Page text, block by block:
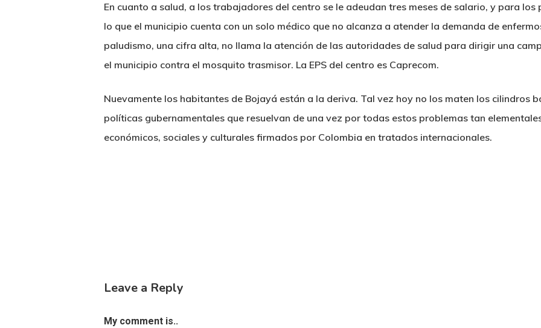
En cuanto a salud, a los trabajadores del centro se le adeudan tres meses de salario, y para
lo que el municipio cuenta con un solo médico que no alcanza a atender la demanda de
paludismo, una cifra alta, no llama la atención de las autoridades de salud para dirigir una
el municipio contra el mosquito trasmisor. La EPS del centro es Caprecom.
Nuevamente los habitantes de Bojayá están a la deriva. Tal vez hoy no los maten los cilindros
políticas gubernamentales que resuelvan de una vez por todas estos problemas tan
económicos, sociales y culturales firmados por Colombia en tratados internacionales.
Leave a Reply
My comment is..